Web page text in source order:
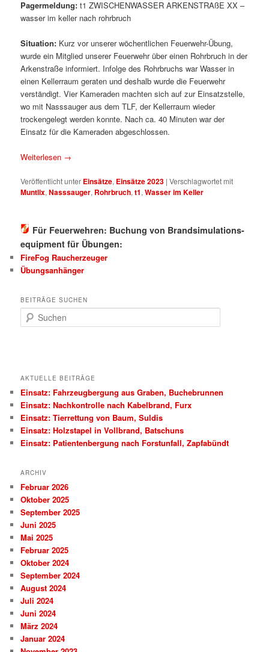
Pagermeldung: t1 ZWISCHENWASSER ARKENSTRAßE XX –
wasser im keller nach rohrbruch
Situation: Kurz vor unserer wöchentlichen Feuerwehr-Übung,
wurde ein Mitglied unserer Feuerwehr über einen Rohrbruch in der
Arkenstraße informiert. Infolge des Rohrbruchs war Wasser in
einen Kellerraum geraten und deshalb wurde die Feuerwehr
verständigt. Vier Kameraden machten sich auf zur Einsatzstelle,
wo mit Nasssauger aus dem TLF, der Kellerraum wieder
trockengelegt werden konnte. Nach ca. 40 Minuten war der
Einsatz für die Kameraden abgeschlossen.
Weiterlesen →
Veröffentlicht unter Einsätze, Einsätze 2023 |Verschlagwortet mit
Muntlix,Nasssauger, Rohrbruch,t1,Wasser im Keller
Für Feuerwehren: Buchung von Brandsimulations-
equipment für Übungen:
FireFog Raucherzeuger
Übungsanhänger
BEITRÄGE SUCHEN
u
AKTUELLE BEITRÄGE
Einsatz: Fahrzeugbergung aus Graben, Buchebrunnen
Einsatz: Nachkontrolle nach Kabelbrand, Furx
Einsatz: Tierrettung von Baum, Suldis
Einsatz: Holzstapel in Vollbrand, Batschuns
Einsatz: Patientenbergung nach Forstunfall, Zapfabündt
ARCHIV
Februar 2026
Oktober 2025
September 2025
Juni 2025
Mai 2025
Februar 2025
Oktober 2024
September 2024
August 2024
Juli 2024
Juni 2024
März 2024
Januar 2024